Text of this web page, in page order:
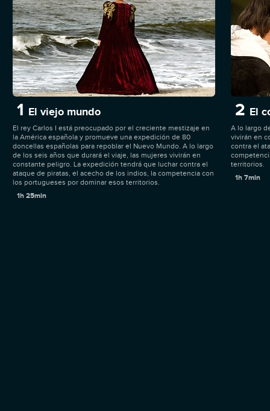
recorridos a pie hasta llegar a su destino. Una aventura
protagonizada por mujeres en la época de la conquista de
América.
1 El viejo mundo
El rey Carlos I está preocupado por el creciente mestizaje en
la América española y promueve una expedición de 80
doncellas españolas para repoblar el Nuevo Mundo. A lo largo
de los seis años que durará el viaje, las mujeres vivirán en
constante peligro. La expedición tendrá que luchar contra el
ataque de piratas, el acecho de los indios, la competencia con
los portugueses por dominar esos territorios.
1h 25min
2 El
A lo largo
vivirán en
contra el
territorios.
1h 7min